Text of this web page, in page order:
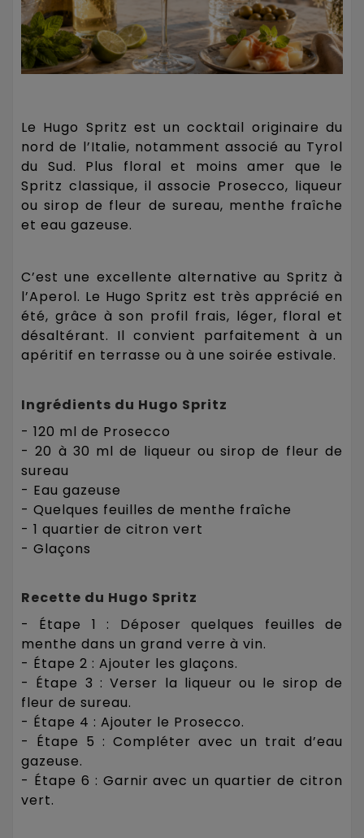
Le Hugo Spritz est un cocktail originaire du
nord de l’Italie, notamment associé au Tyrol
du Sud. Plus floral et moins amer que le
Spritz classique, il associe Prosecco, liqueur
ou sirop de fleur de sureau, menthe fraîche
et eau gazeuse.
C’est une excellente alternative au Spritz à
l’Aperol. Le Hugo Spritz est très apprécié en
été, grâce à son profil frais, léger, floral et
désaltérant. Il convient parfaitement à un
apéritif en terrasse ou à une soirée estivale.
Ingrédients du Hugo Spritz
- 120 ml de Prosecco
- 20 à 30 ml de liqueur ou sirop de fleur de
sureau
- Eau gazeuse
- Quelques feuilles de menthe fraîche
- 1 quartier de citron vert
- Glaçons
Recette du Hugo Spritz
- Étape 1 : Déposer quelques feuilles de
menthe dans un grand verre à vin.
- Étape 2 : Ajouter les glaçons.
- Étape 3 : Verser la liqueur ou le sirop de
fleur de sureau.
- Étape 4 : Ajouter le Prosecco.
- Étape 5 : Compléter avec un trait d’eau
gazeuse.
- Étape 6 : Garnir avec un quartier de citron
vert.